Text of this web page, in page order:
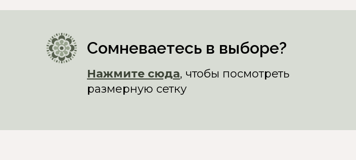
Сомневаетесь в выборе?
Нажмите сюда, чтобы посмотреть
размерную сетку